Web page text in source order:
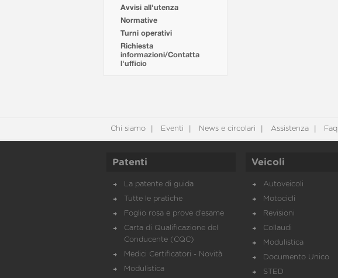
Avvisi all'utenza
Normative
Turni operativi
Richiesta
informazioni/Contatta
l'ufficio
Chi siamo Eventi News e circolari Assistenza Faq
Patenti
La patente di guida
Tutte le pratiche
Foglio rosa e prove d’esame
Carta di Qualificazione del
Conducente (CQC)
Medici Certificatori - Novità
Modulistica
Veicoli
Autoveicoli
Motocicli
Revisioni
Collaudi
Modulistica
Documento Unico
STED